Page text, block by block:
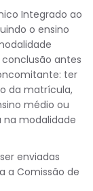
Integrado ao
o ensino
antes
ter
da matrícula,
médio ou
na modalidade
enviadas
a Comissão de